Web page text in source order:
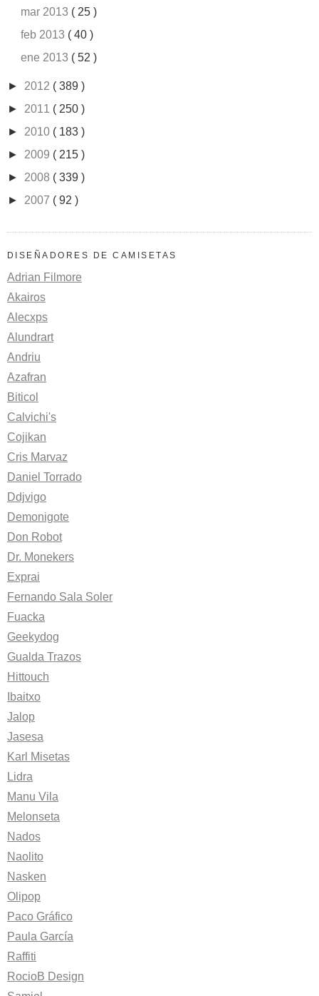
mar 2013 ( 25 )
feb 2013 ( 40 )
ene 2013 ( 52 )
► 2012 ( 389 )
► 2011 ( 250 )
► 2010 ( 183 )
► 2009 ( 215 )
► 2008 ( 339 )
► 2007 ( 92 )
DISEÑADORES DE CAMISETAS
Adrian Filmore
Akairos
Alecxps
Alundrart
Andriu
Azafran
Biticol
Calvichi's
Cojikan
Cris Marvaz
Daniel Torrado
Ddjvigo
Demonigote
Don Robot
Dr. Monekers
Exprai
Fernando Sala Soler
Fuacka
Geekydog
Gualda Trazos
Hittouch
Ibaitxo
Jalop
Jasesa
Karl Misetas
Lidra
Manu Vila
Melonseta
Nados
Naolito
Nasken
Olipop
Paco Gráfico
Paula García
Raffiti
RocioB Design